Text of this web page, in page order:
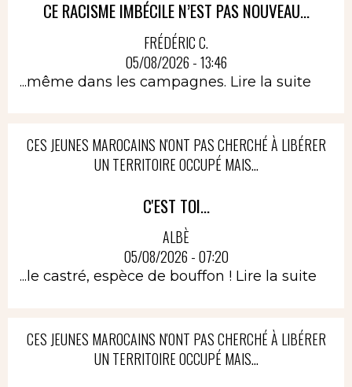
CE RACISME IMBÉCILE N’EST PAS NOUVEAU...
FRÉDÉRIC C.
05/08/2026 - 13:46
...même dans les campagnes. Lire la suite
CES JEUNES MAROCAINS N'ONT PAS CHERCHÉ À LIBÉRER
UN TERRITOIRE OCCUPÉ MAIS...
C'EST TOI...
ALBÈ
05/08/2026 - 07:20
...le castré, espèce de bouffon ! Lire la suite
CES JEUNES MAROCAINS N'ONT PAS CHERCHÉ À LIBÉRER
UN TERRITOIRE OCCUPÉ MAIS...